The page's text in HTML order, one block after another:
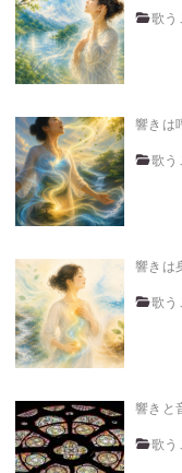
歌う
響きは
歌う
響きは
歌う
響きと
歌う